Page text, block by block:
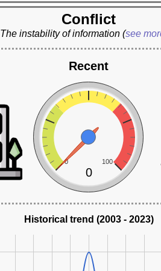
Conflict
The instability of information (see
Recent
0 100
0
Historical trend (2003 - 2023)